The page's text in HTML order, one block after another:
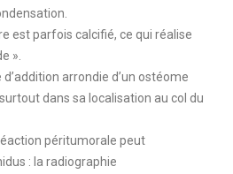
est parfois calcifié, ce qui réalise
».
d’addition arrondie d’un ostéome
dans sa localisation au col du
péritumorale peut
: la radiographie